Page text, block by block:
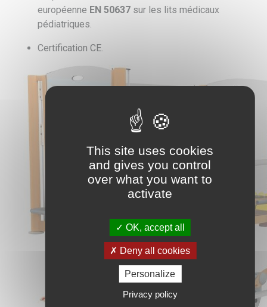
européenne EN 50637 sur les lits médicaux
pédiatriques.
Certification CE.
This site uses cookies
and gives you control
over what you want to
activate
OK, accept all
Deny all cookies
Personalize
Privacy policy